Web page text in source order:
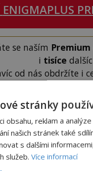
ENIGMAPLUS
se naším Premium
i tisíce
od nás obdržíte i
stránky
obsahu, reklam a
našich stránek také
s dalšími
služeb. Více informací